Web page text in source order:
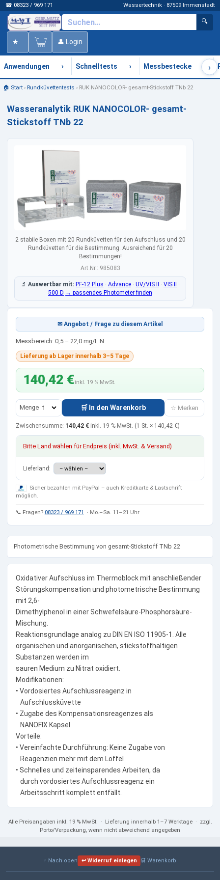
☎ 08323 / 969 171 Wassertechnik · 87509 Immenstadt
🔍
★ 👤 Login
Anwendungen › Schnelltests › Messbestecke ›
🏠 Start› Rundküvettentests › RUK NANOCOLOR- gesamt-Stickstoff TNb 22
Wasseranalytik RUK NANOCOLOR- gesamt-
Stickstoff TNb 22
2 stabile Boxen mit 20 Rundküvetten für den Aufschluss und 20
Rundküvetten für die Bestimmung. Ausreichend für 20
Bestimmungen!
Art.Nr.: 985083
🔬 Auswertbar mit: PF-12 Plus · Advance · UV/VIS II · VIS II ·
500 D → passendes Photometer finden
✉ Angebot / Frage zu diesem Artikel
Messbereich: 0,5 – 22,0 mg/L N
Lieferung ab Lager innerhalb 3–5 Tage
140,42 €inkl. 19 % MwSt.
Menge 🛒 In den Warenkorb ☆ Merken
Zwischensumme: 140,42 € inkl. 19 % MwSt. (1 St. × 140,42 €)
Bitte Land wählen für Endpreis (inkl. MwSt. & Versand)
Lieferland:
Sicher bezahlen mit PayPal – auch Kreditkarte & Lastschrift
möglich.
📞 Fragen? 08323 / 969 171 · Mo.–Sa. 11–21 Uhr
Photometrische Bestimmung von gesamt-Stickstoff TNb 22
Oxidativer Aufschluss im Thermoblock mit anschließender
Störungskompensation und photometrische Bestimmung
mit 2,6-
Dimethylphenol in einer Schwefelsäure-Phosphorsäure-
Mischung.
Reaktionsgrundlage analog zu DIN EN ISO 11905-1. Alle
organischen und anorganischen, stickstoffhaltigen
Substanzen werden im
sauren Medium zu Nitrat oxidiert.
Modifikationen:
• Vordosiertes Aufschlussreagenz in
Aufschlussküvette
• Zugabe des Kompensationsreagenzes als
NANOFIX Kapsel
Vorteile:
• Vereinfachte Durchführung: Keine Zugabe von
Reagenzien mehr mit dem Löffel
• Schnelles und zeiteinsparendes Arbeiten, da
durch vordosiertes Aufschlussreagenz ein
Arbeitsschritt komplett entfällt.
Alle Preisangaben inkl. 19 % MwSt. · Lieferung innerhalb 1–7 Werktage · zzgl.
Porto/Verpackung, wenn nicht abweichend angegeben
↑ Nach oben ↩ Widerruf einlegen 🛒 Warenkorb